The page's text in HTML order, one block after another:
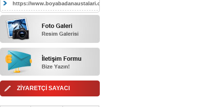
https://www.boyabadanaustalari.com/
ZİYARETÇİ SAYACI